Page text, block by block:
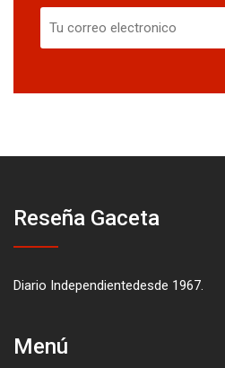
Reseña Gaceta
Diario Independientedesde 1967.
Menú